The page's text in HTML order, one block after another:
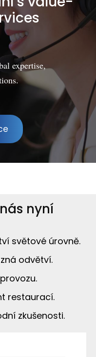
expertise,
nyní
světové úrovně.
odvětví.
restaurací.
zkušenosti.